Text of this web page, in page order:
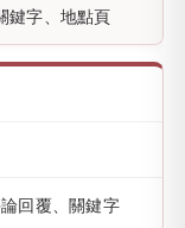
鍵字、地點頁
回覆、關鍵字